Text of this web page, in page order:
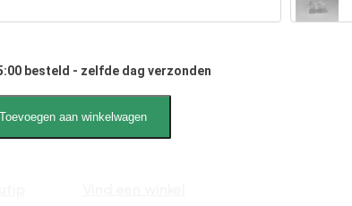
besteld - zelfde dag verzonden
Toevoegen aan winkelwagen